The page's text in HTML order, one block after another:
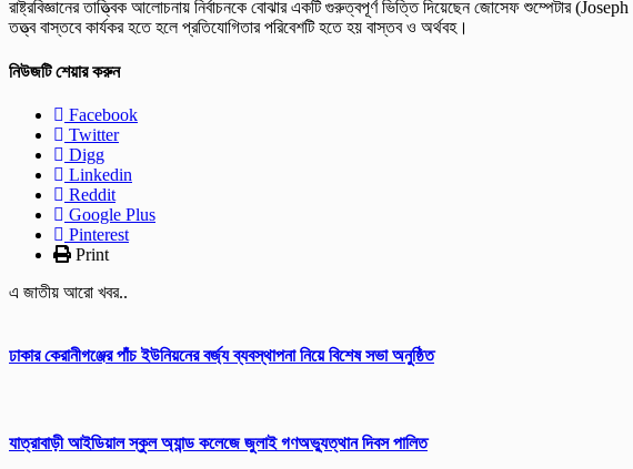
রাষ্ট্রবিজ্ঞানের তাত্ত্বিক আলোচনায় নির্বাচনকে বোঝার একটি গুরুত্বপূর্ণ ভিত্তি দিয়েছেন জোসেফ শুম্পেটার
তত্ত্ব বাস্তবে কার্যকর হতে হলে প্রতিযোগিতার পরিবেশটি হতে হয় বাস্তব ও অর্থবহ।
নিউজটি শেয়ার করুন
Facebook
Twitter
Digg
Linkedin
Reddit
Google Plus
Pinterest
Print
এ জাতীয় আরো খবর..
ঢাকার কেরানীগঞ্জের পাঁচ ইউনিয়নের বর্জ্য ব্যবস্থাপনা নিয়ে বিশেষ সভা অনুষ্ঠিত
যাত্রাবাড়ী আইডিয়াল স্কুল অ্যান্ড কলেজে জুলাই গণঅভ্যুত্থান দিবস পালিত